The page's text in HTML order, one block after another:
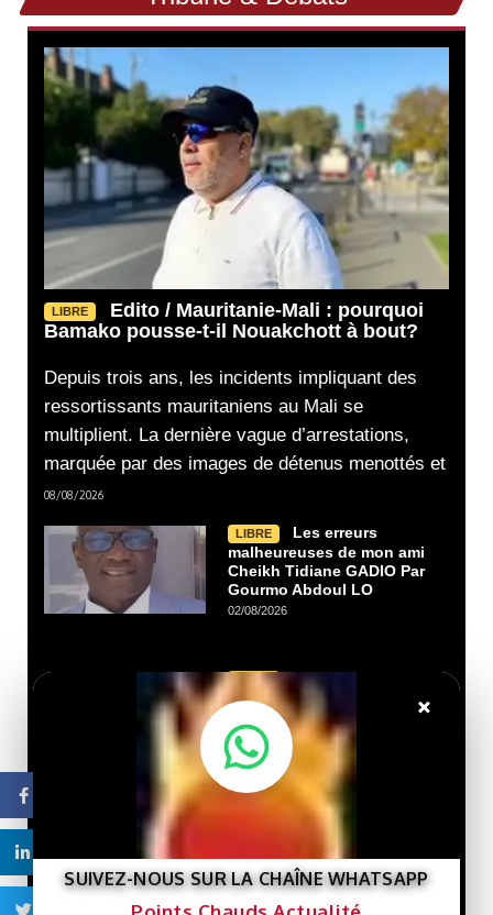
LIBRE
Edito / Mauritanie-Mali : pourquoi
Bamako pousse-t-il Nouakchott à bout?
Depuis trois ans, les incidents impliquant des
ressortissants mauritaniens au Mali se
multiplient. La dernière vague d’arrestations,
marquée par des images de détenus menottés et
08/08/2026
LIBRE
Les erreurs
malheureuses de mon ami
Cheikh Tidiane GADIO Par
Gourmo Abdoul LO
02/08/2026
LIBRE
Nouveau livre :
« Gaza et le destin de la
Palestine »… Une lecture
de l’histoire de la cause
palestinienne depuis la
porte de Gaza.
29/07/2026
LIBRE
Que veut le
Président Ghazwani?
21/07/2026
×
SUIVEZ-NOUS SUR LA CHAÎNE WHATSAPP